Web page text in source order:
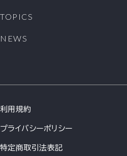
TOPICS
NEWS
利用規約
プライバシーポリシー
特定商取引法表記